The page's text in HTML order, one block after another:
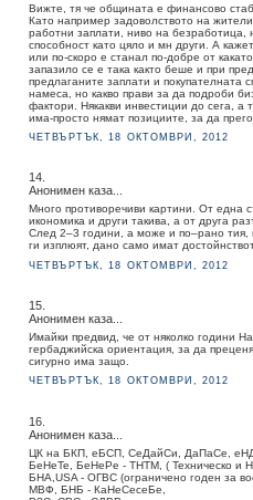
Вижте, тя че общината е финансово
Като например задоволството на
работни заплати, ниво на безработица,
способност като цяло и мн други. А
или по-скоро е станал по-добре от
запазило се е така както беше и при
предлаганите заплати и покупателната
намеса, но какво прави за да подроби
фактори. Някакви инвестиции до сега,
има-просто нямат позициите, за да
ЧЕТВЪРТЪК, 18 ОКТОМВРИ, 2012
14.
Анонимен каза...
Много противоречиви картини. От една
икономика и други такива, а от друга
След 2–3 години, а може и по–рано
ги изплюят, дано само имат
ЧЕТВЪРТЪК, 18 ОКТОМВРИ, 2012
15.
Анонимен каза...
Имайки предвид, че от няколко години
гербаджийска ориентация, за да
сигурно има защо.
ЧЕТВЪРТЪК, 18 ОКТОМВРИ, 2012
16.
Анонимен каза...
ЦК на БКП, еБСП, СеДайСи, ДаПаСе,
БеНеТе, БеНеРе - ТНТМ, ( Техническо и
БНА,USA - ОГВС (ограничено годен за
МВФ, БНБ - КаНеСесеБе,